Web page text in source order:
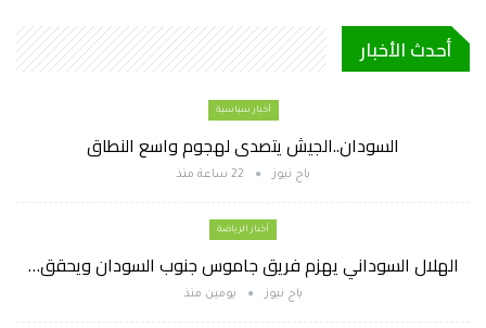
أحدث الأخبار
أخبار سياسية
السودان..الجيش يتصدى لهجوم واسع النطاق
باج نيوز 22 ساعة منذ
أخبار الرياضة
الهلال السوداني يهزم فريق جاموس جنوب السودان ويحقق…
باج نيوز يومين منذ